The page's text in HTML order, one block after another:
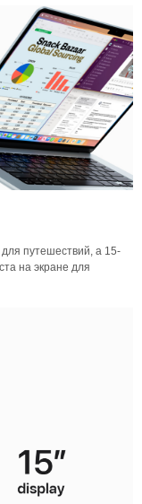
путешествий, а 15-
на экране для